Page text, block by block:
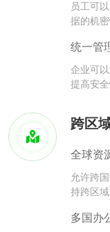
员工可
据的机密
统一管
企业可
提高安
跨区
全球资
允许跨
持跨区域
多国办